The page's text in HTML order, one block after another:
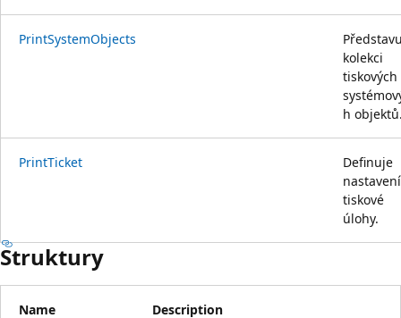
PrintSystemObjects
kolekci
tiskových
h
PrintTicket
Definuje
nastavení
tiskové
úlohy.
Struktury
Name Description